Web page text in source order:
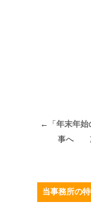
←「 年末年始
事へ 次
当事務所の